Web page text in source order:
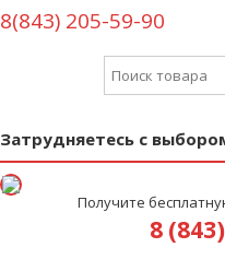
8(843) 205-59-90
Search for:
Затрудняетесь с
Получите
8